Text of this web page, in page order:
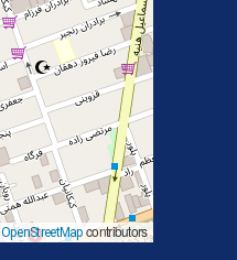
OpenStreetMapcontributors